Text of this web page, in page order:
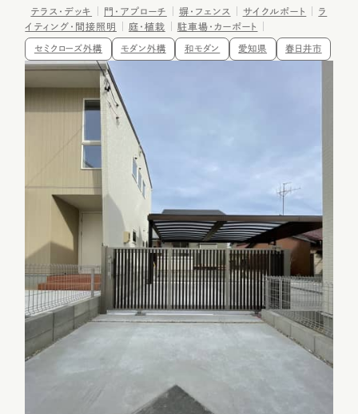
テラス・デッキ 門・アプローチ 塀・フェンス サイクルポート
ラ
イティング・間接照明
庭・植栽 駐車場・カーポート
セミクローズ外構 モダン外構 和モダン 愛知県 春日井市